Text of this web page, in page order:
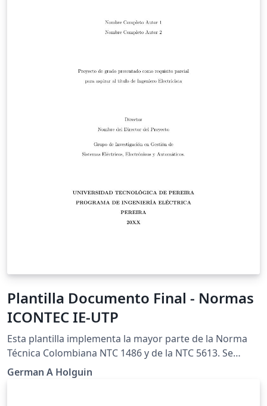
Plantilla Documento Final - Normas
ICONTEC IE-UTP
Esta plantilla implementa la mayor parte de la Norma
Técnica Colombiana NTC 1486 y de la NTC 5613. Se
aparta de la norma en el estilo de la citas, donde se
prefiere utilizar el estilo de IEEE. Esto se puede cambiar
German A Holguin